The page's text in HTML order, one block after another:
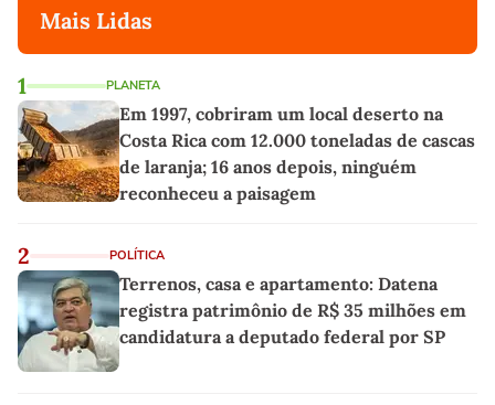
Mais Lidas
1 PLANETA
Em 1997, cobriram um local deserto na
Costa Rica com 12.000 toneladas de cascas
de laranja; 16 anos depois, ninguém
reconheceu a paisagem
2 POLÍTICA
Terrenos, casa e apartamento: Datena
registra patrimônio de R$ 35 milhões em
candidatura a deputado federal por SP